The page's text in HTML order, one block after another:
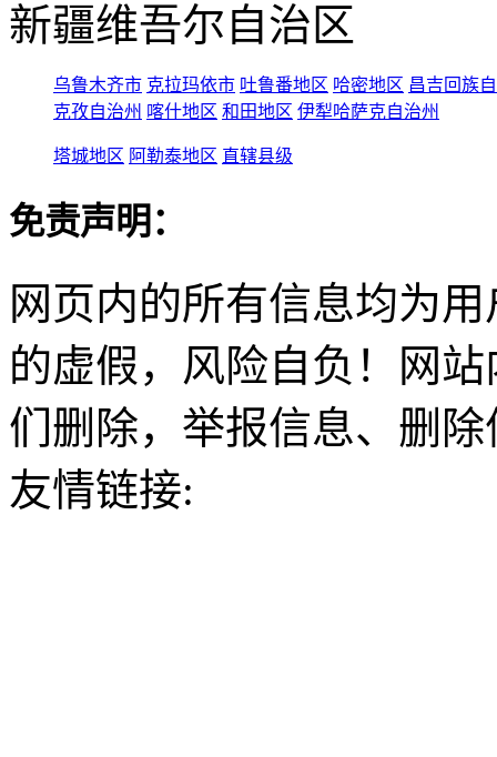
新疆维吾尔自治区
乌鲁木齐市 克拉玛依市 吐鲁番地区 哈密地区 昌吉回族
克孜自治州 喀什地区 和田地区 伊犁哈萨克自治州
塔城地区 阿勒泰地区 直辖县级
免责声明：
网页内的所有信息均为
的虚假，风险自负！网
们删除，举报信息、删
友情链接: